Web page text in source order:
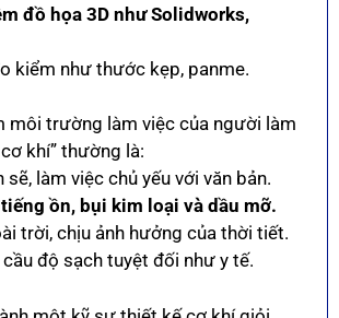
đồ họa 3D như Solidworks,
kiểm như thước kẹp, panme.
môi trường làm việc của người làm
khí” thường là:
sẽ, làm việc chủ yếu với văn bản.
ồn, bụi kim loại và dầu mỡ.
trời, chịu ảnh hưởng của thời tiết.
cầu độ sạch tuyệt đối như y tế.